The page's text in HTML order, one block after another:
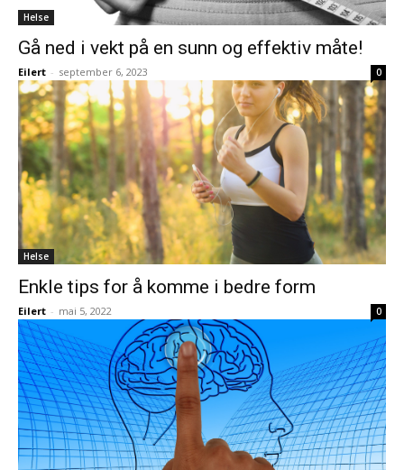
Helse
Gå ned i vekt på en sunn og effektiv måte!
Eilert - september 6, 2023 0
Helse
Enkle tips for å komme i bedre form
Eilert - mai 5, 2022 0